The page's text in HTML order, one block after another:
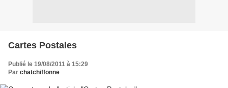
Cartes Postales
Publié le 19/08/2011 à 15:29
Par chatchiffonne